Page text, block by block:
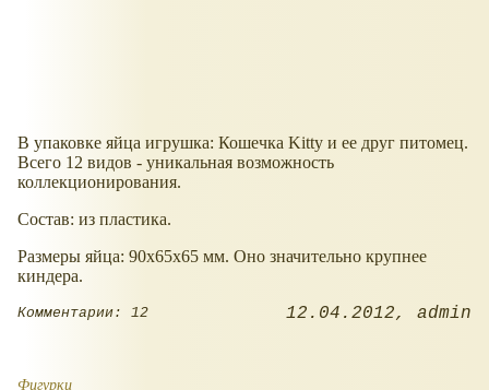
В упаковке яйца игрушка: Кошечка Kitty и ее друг питомец.
Всего 12 видов - уникальная возможность
коллекционирования.
Состав: из пластика.
Размеры яйца: 90x65x65 мм. Оно значительно крупнее
киндера.
Комментарии: 12 12.04.2012 admin
Фигурки